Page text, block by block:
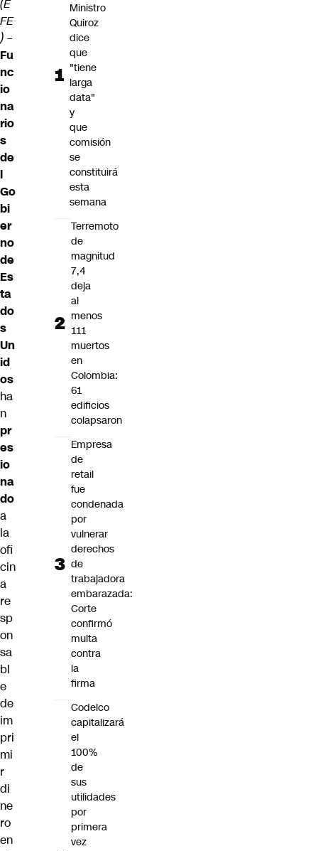
(E
FE
) –
Fu
nc
io
na
rio
s
de
l
Go
bi
er
no
de
Es
ta
do
s
Un
id
os
ha
n
pr
es
io
na
do
a
la
ofi
cin
a
re
sp
on
sa
bl
e
de
im
pri
mi
r
di
ne
ro
en
Ministro
Quiroz
dice
que
"tiene
larga
data"
y
que
comisión
se
constituirá
esta
semana
Terremoto
de
magnitud
7,4
deja
al
menos
111
muertos
en
Colombia:
61
edificios
colapsaron
Empresa
de
retail
fue
condenada
por
vulnerar
derechos
de
trabajadora
embarazada:
Corte
confirmó
multa
contra
la
firma
Codelco
capitalizará
el
100%
de
sus
utilidades
por
primera
vez